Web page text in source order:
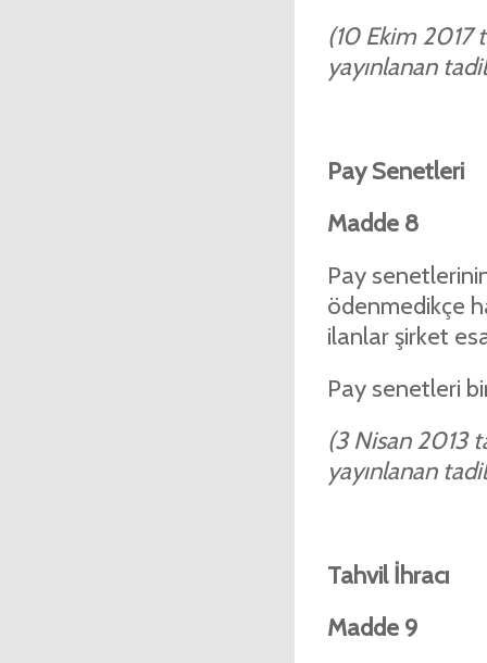
(10 Ekim 2017
yayınlanan
Pay Senetleri
Madde 8
Pay
ödenmedikçe
ilanlar şirket
Pay senetleri
(3 Nisan 2013
yayınlanan
Tahvil İhracı
Madde 9